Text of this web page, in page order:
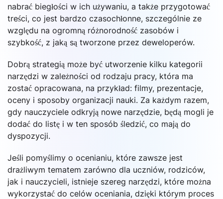
nabrać biegłości w ich używaniu, a także przygotować
treści, co jest bardzo czasochłonne, szczególnie ze
względu na ogromną różnorodność zasobów i
szybkość, z jaką są tworzone przez deweloperów.
Dobrą strategią może być utworzenie kilku kategorii
narzędzi w zależności od rodzaju pracy, która ma
zostać opracowana, na przykład: filmy, prezentacje,
oceny i sposoby organizacji nauki. Za każdym razem,
gdy nauczyciele odkryją nowe narzędzie, będą mogli je
dodać do listę i w ten sposób śledzić, co mają do
dyspozycji.
Jeśli pomyślimy o ocenianiu, które zawsze jest
drażliwym tematem zarówno dla uczniów, rodziców,
jak i nauczycieli, istnieje szereg narzędzi, które można
wykorzystać do celów oceniania, dzięki którym proces